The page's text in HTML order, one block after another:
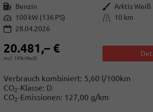
Kraftstoff Benzin Außenfarbe Arktis Weiß
Leistung 100 kW (136 PS) Kilometerstand
10 km
28.04.2026
20.481,– €
incl. 19% MwSt.
Verbrauch kombiniert: 5,60 l/100km
CO2-Klasse: D
CO2-Emissionen: 127,00 g/km